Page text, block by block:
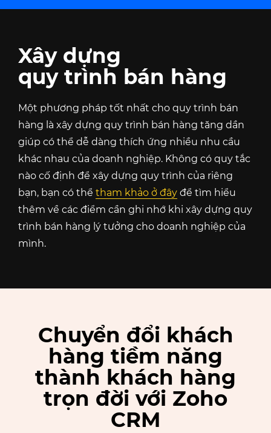
Xây dựng
quy trình bán hàng
Một phương pháp tốt nhất cho quy trình bán
hàng là xây dựng quy trình bán hàng tăng dần
giúp có thể dễ dàng thích ứng nhiều nhu cầu
khác nhau của doanh nghiệp. Không có quy tắc
nào cố định để xây dựng quy trình của riêng
bạn, bạn có thể tham khảo ở đây để tìm hiểu
thêm về các điểm cần ghi nhớ khi xây dựng quy
trình bán hàng lý tưởng cho doanh nghiệp của
mình.
Chuyển đổi khách
hàng tiềm năng
thành khách hàng
trọn đời với Zoho
CRM